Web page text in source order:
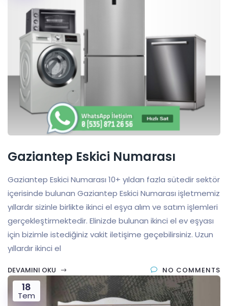
Gaziantep Eskici Numarası
Gaziantep Eskici Numarası 10+ yıldan fazla sütedir sektör
içerisinde bulunan Gaziantep Eskici Numarası işletmemiz
yıllardır sizinle birlikte ikinci el eşya alım ve satım işlemleri
gerçekleştirmektedir. Elinizde bulunan ikinci el ev eşyası
için bizimle istediğiniz vakit iletişime geçebilirsiniz. Uzun
yıllardır ikinci el
DEVAMINI OKU NO COMMENTS
18
Tem